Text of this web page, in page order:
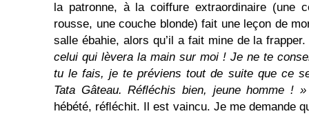
la patronne, à la coiffure extraordinaire (une
rousse, une couche blonde) fait une leçon de
salle ébahie, alors qu’il a fait mine de la
celui qui lèvera la main sur moi ! Je ne te
tu le fais, je te préviens tout de suite que ce
Tata Gâteau. Réﬂéchis bien, jeune homme ! »
hébété, réﬂéchit. Il est vaincu. Je me demande